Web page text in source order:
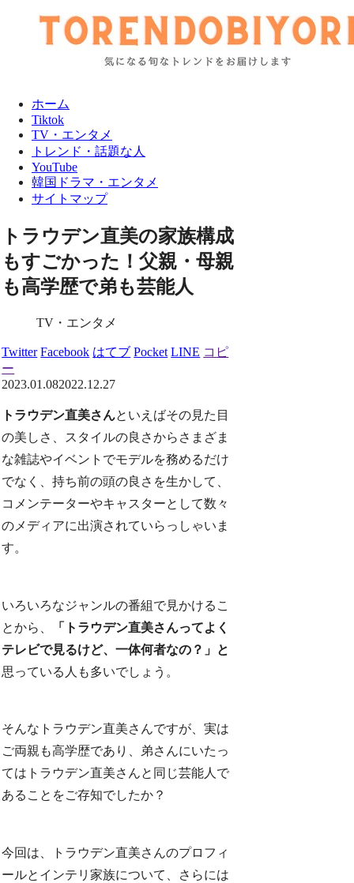
ホーム
Tiktok
TV・エンタメ
トレンド・話題な人
YouTube
韓国ドラマ・エンタメ
サイトマップ
トラウデン直美の家族構成
もすごかった！父親・母親
も高学歴で弟も芸能人
TV・エンタメ
Twitter Facebook はてブ Pocket LINE コピ
ー
2023.01.082022.12.27
トラウデン直美さんといえばその見た目
の美しさ、スタイルの良さからさまざま
な雑誌やイベントでモデルを務めるだけ
でなく、持ち前の頭の良さを生かして、
コメンテーターやキャスターとして数々
のメディアに出演されていらっしゃいま
す。
いろいろなジャンルの番組で見かけるこ
とから、
「トラウデン直美さんってよく
テレビで見るけど、一体何者なの？」と
思っている人も多いでしょう。
そんなトラウデン直美さんですが、実は
ご両親も高学歴であり、弟さんにいたっ
てはトラウデン直美さんと同じ芸能人で
あることをご存知でしたか？
今回は、トラウデン直美さんのプロフィ
ールとインテリ家族について、さらには